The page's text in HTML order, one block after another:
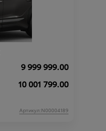
9 999 999.00
10 001 799.00
Артикул:N00004189